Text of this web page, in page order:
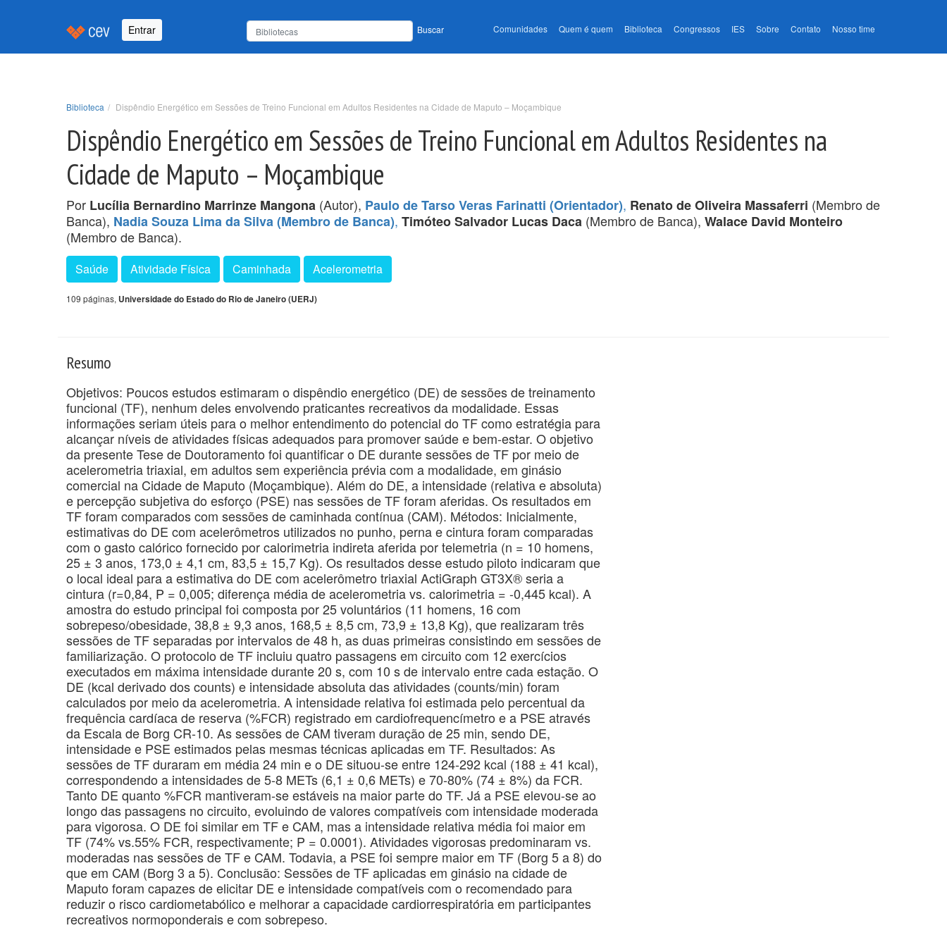
Entrar Buscar Comunidades Quem é quem Biblioteca Congressos IES Sobre Contato Nosso time
Biblioteca Dispêndio Energético em Sessões de Treino Funcional em Adultos Residentes na Cidade de Maputo – Moçambique
Dispêndio Energético em Sessões de Treino Funcional em Adultos Residentes na
Cidade de Maputo – Moçambique
Por Lucília Bernardino Marrinze Mangona (Autor), Paulo de Tarso Veras Farinatti (Orientador), Renato de Oliveira Massaferri (Membro de
Banca), Nadia Souza Lima da Silva (Membro de Banca), Timóteo Salvador Lucas Daca (Membro de Banca), Walace David Monteiro
(Membro de Banca).
Saúde Atividade Física Caminhada Acelerometria
109 páginas, Universidade do Estado do Rio de Janeiro (UERJ)
Resumo
Objetivos: Poucos estudos estimaram o dispêndio energético (DE) de sessões de treinamento
funcional (TF), nenhum deles envolvendo praticantes recreativos da modalidade. Essas
informações seriam úteis para o melhor entendimento do potencial do TF como estratégia para
alcançar níveis de atividades físicas adequados para promover saúde e bem-estar. O objetivo
da presente Tese de Doutoramento foi quantificar o DE durante sessões de TF por meio de
acelerometria triaxial, em adultos sem experiência prévia com a modalidade, em ginásio
comercial na Cidade de Maputo (Moçambique). Além do DE, a intensidade (relativa e absoluta)
e percepção subjetiva do esforço (PSE) nas sessões de TF foram aferidas. Os resultados em
TF foram comparados com sessões de caminhada contínua (CAM). Métodos: Inicialmente,
estimativas do DE com acelerômetros utilizados no punho, perna e cintura foram comparadas
com o gasto calórico fornecido por calorimetria indireta aferida por telemetria (n = 10 homens,
25 ± 3 anos, 173,0 ± 4,1 cm, 83,5 ± 15,7 Kg). Os resultados desse estudo piloto indicaram que
o local ideal para a estimativa do DE com acelerômetro triaxial ActiGraph GT3X® seria a
cintura (r=0,84, P = 0,005; diferença média de acelerometria vs. calorimetria = -0,445 kcal). A
amostra do estudo principal foi composta por 25 voluntários (11 homens, 16 com
sobrepeso/obesidade, 38,8 ± 9,3 anos, 168,5 ± 8,5 cm, 73,9 ± 13,8 Kg), que realizaram três
sessões de TF separadas por intervalos de 48 h, as duas primeiras consistindo em sessões de
familiarização. O protocolo de TF incluiu quatro passagens em circuito com 12 exercícios
executados em máxima intensidade durante 20 s, com 10 s de intervalo entre cada estação. O
DE (kcal derivado dos counts) e intensidade absoluta das atividades (counts/min) foram
calculados por meio da acelerometria. A intensidade relativa foi estimada pelo percentual da
frequência cardíaca de reserva (%FCR) registrado em cardiofrequencímetro e a PSE através
da Escala de Borg CR-10. As sessões de CAM tiveram duração de 25 min, sendo DE,
intensidade e PSE estimados pelas mesmas técnicas aplicadas em TF. Resultados: As
sessões de TF duraram em média 24 min e o DE situou-se entre 124-292 kcal (188 ± 41 kcal),
correspondendo a intensidades de 5-8 METs (6,1 ± 0,6 METs) e 70-80% (74 ± 8%) da FCR.
Tanto DE quanto %FCR mantiveram-se estáveis na maior parte do TF. Já a PSE elevou-se ao
longo das passagens no circuito, evoluindo de valores compatíveis com intensidade moderada
para vigorosa. O DE foi similar em TF e CAM, mas a intensidade relativa média foi maior em
TF (74% vs.55% FCR, respectivamente; P = 0.0001). Atividades vigorosas predominaram vs.
moderadas nas sessões de TF e CAM. Todavia, a PSE foi sempre maior em TF (Borg 5 a 8) do
que em CAM (Borg 3 a 5). Conclusão: Sessões de TF aplicadas em ginásio na cidade de
Maputo foram capazes de elicitar DE e intensidade compatíveis com o recomendado para
reduzir o risco cardiometabólico e melhorar a capacidade cardiorrespiratória em participantes
recreativos normoponderais e com sobrepeso.